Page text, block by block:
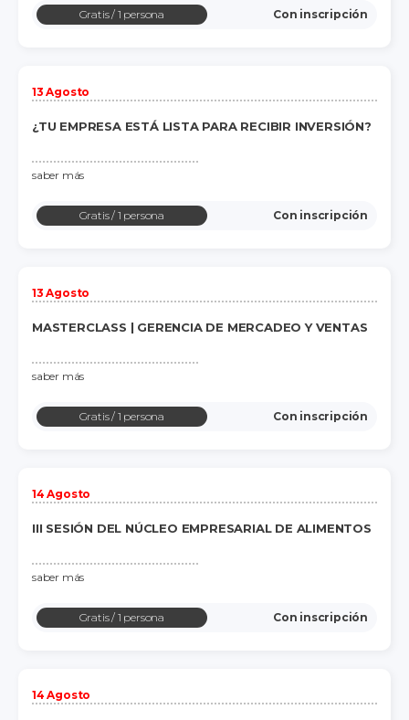
Gratis/ 1 persona Con inscripción
13 Agosto
¿TU EMPRESA ESTÁ LISTA PARA RECIBIR INVERSIÓN?
saber más
Gratis/ 1 persona Con inscripción
13 Agosto
MASTERCLASS | GERENCIA DE MERCADEO Y VENTAS
saber más
Gratis/ 1 persona Con inscripción
14 Agosto
III SESIÓN DEL NÚCLEO EMPRESARIAL DE ALIMENTOS
saber más
Gratis/ 1 persona Con inscripción
14 Agosto